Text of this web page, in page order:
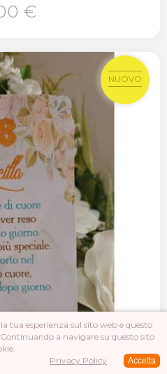
€
NUOVO
tua esperienza sul sito web e questo
a navigare su questo sito
Privacy Policy
Accetta